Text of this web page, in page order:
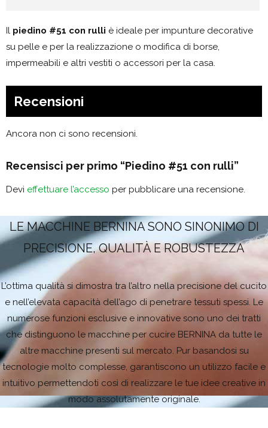
Il piedino #51 con rulli è ideale per impunture decorative
su pelle e per la realizzazione o modifica di borse,
impermeabili e altri vestiti o accessori per la casa.
Recensioni
Ancora non ci sono recensioni.
Recensisci per primo “Piedino #51 con rulli”
Devi effettuare l’accesso per pubblicare una recensione.
LE MACCHINE BERNINA SONO SINONIMO DI
PRECISIONE, QUALITÀ E ROBUSTEZZA
L’ottima qualità si dimostra tra l’altro nella precisione del cucito
e nell’elevata capacità dell’ago di penetrare tessuti spessi. Le
numerose funzioni esclusive e innovative sono uno dei tratti
che distinguono le macchine per cucire BERNINA da tutte le
altre macchine presenti sul mercato. Pur basandosi su
tecnologie molto complesse, garantiscono un utilizzo facile e
intuitivo permettendoti così di realizzare le tue idee creative in
modo assolutamente originale.